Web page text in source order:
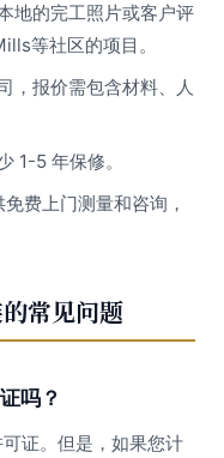
地的完工照片或客户评
等社区的项目。
，报价需包含材料、人
1-5 年保修。
费上门测量和咨询，
常见问题
吗？
证。但是，如果您计